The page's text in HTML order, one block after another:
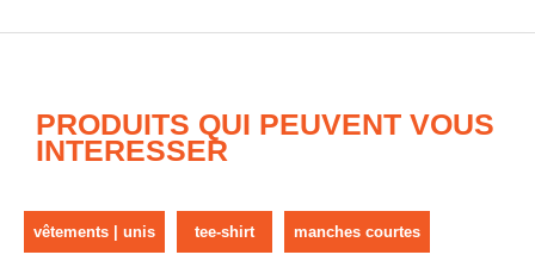
PRODUITS QUI PEUVENT VOUS
INTERESSER
vêtements | unis tee-shirt manches courtes